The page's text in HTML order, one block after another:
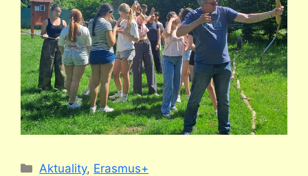
Rubriky
Aktuality, Erasmus+